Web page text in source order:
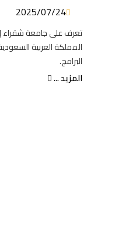
2025/07/24
تعرف على جامعة شقراء
المملكة العربية السعودية.
البرامج.
المزيد ...